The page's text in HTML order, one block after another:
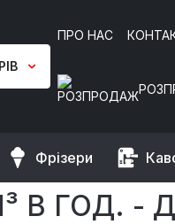
ПРО НАС
Фрізери2200 м³ в год. -
В ГОД. -